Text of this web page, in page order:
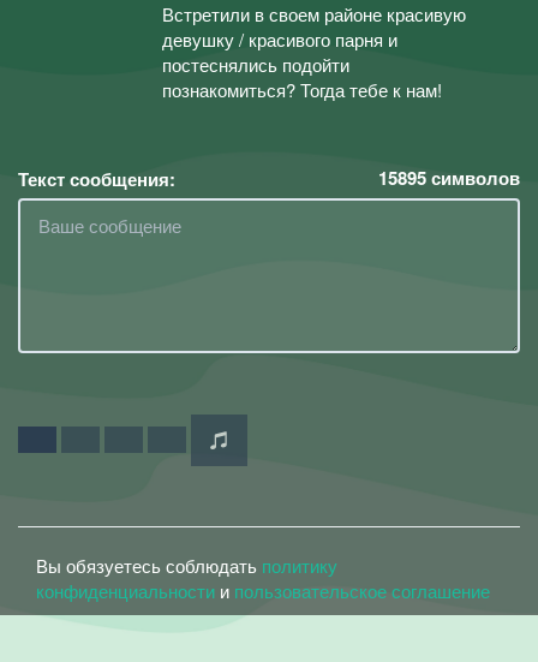
Встретили в своем районе красивую
девушку / красивого парня и
постеснялись подойти
познакомиться? Тогда тебе к нам!
Текст сообщения: 15895символов
Вы обязуетесь соблюдать политику
конфиденциальности и пользовательское соглашение